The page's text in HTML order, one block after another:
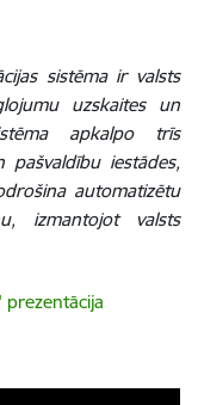
sistēma ir valsts
uzskaites un
apkalpo trīs
iestādes,
automatizētu
izmantojot valsts
prezentācija